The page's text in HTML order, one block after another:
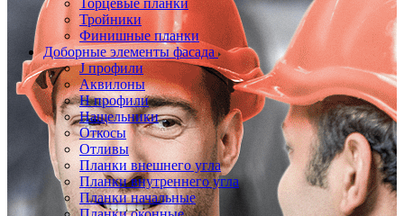
Торцевые планки
Тройники
Финишные планки
Доборные элементы фасада
J профили
Аквилоны
Н профили
Нащельники
Откосы
Отливы
Планки внешнего угла
Планки внутреннего угла
Планки начальные